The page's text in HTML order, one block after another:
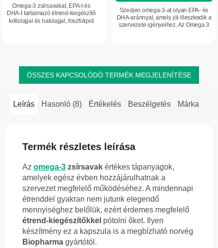
Omega-3 zsírsavakat, EPA-t és
DHA-t tartalmazó étrend-kiegészítő
krillolajjal és halolajjal, foszfolipid
Szedjen omega-3-at olyan EPA- és
DHA-aránnyal, amely jól illeszkedik a
szervezete igényeihez. Az Omega 3
ÖSSZES KAPCSOLÓDÓ TERMÉK MEGJELENÍTÉSE
Leírás Hasonló (8) Értékelés Beszélgetés Márka
Termék részletes leírása
Az omega-3 zsírsavak értékes tápanyagok,
amelyek egész évben hozzájárulhatnak a
szervezet megfelelő működéséhez. A mindennapi
étrenddel gyakran nem jutunk elegendő
mennyiséghez belőlük, ezért érdemes megfelelő
étrend-kiegészítőkkel pótolni őket. Ilyen
készítmény ez a kapszula is a megbízható norvég
Biopharma gyártótól.